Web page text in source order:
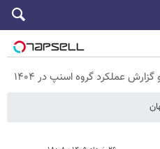
عملکرد گروه اسنپ در ۱۴۰۴